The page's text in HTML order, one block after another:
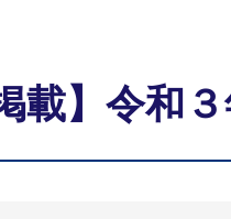
載】令和